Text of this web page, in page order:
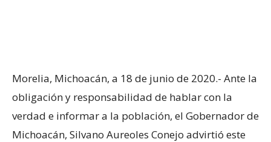
Morelia, Michoacán, a 18 de junio de 2020.- Ante la
obligación y responsabilidad de hablar con la
verdad e informar a la población, el Gobernador de
Michoacán, Silvano Aureoles Conejo advirtió este